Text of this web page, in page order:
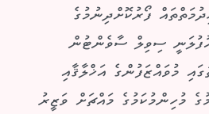
ފޯރުކޮށްދިނުމުގެ
ސިވިލް ސާވެންޓުން
މުވައްޒަފުންގެ އަޚްލާޤާއި
މުހިންމުކަމުގެ މައްޗަށް ވަޒީރު